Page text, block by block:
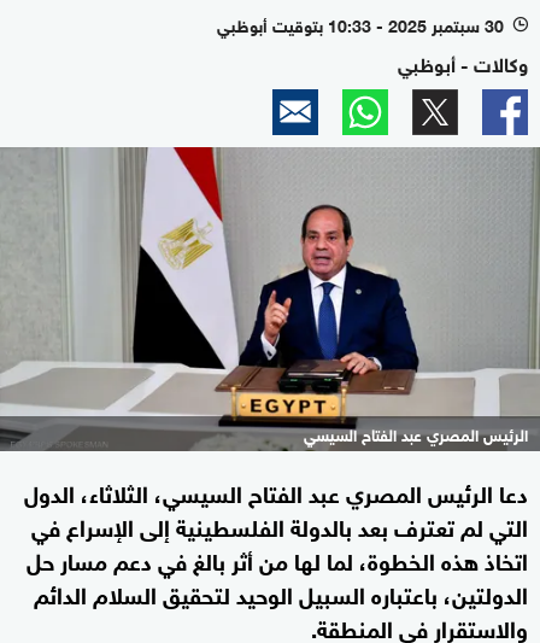
l 30 سبتمبر 2025 - 10:33 بتوقيت أبوظبي
وكالات - أبوظبي
الرئيس المصري عبد الفتاح السيسي
دعا الرئيس المصري عبد الفتاح السيسي، الثلاثاء، الدول
التي لم تعترف بعد بالدولة الفلسطينية إلى الإسراع في
اتخاذ هذه الخطوة، لما لها من أثر بالغ في دعم مسار حل
الدولتين، باعتباره السبيل الوحيد لتحقيق السلام الدائم
والاستقرار في المنطقة.